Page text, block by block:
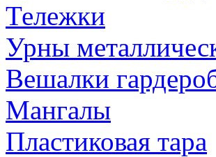
Тележки
Урны
Вешалки
Мангалы
Пластиковая тара